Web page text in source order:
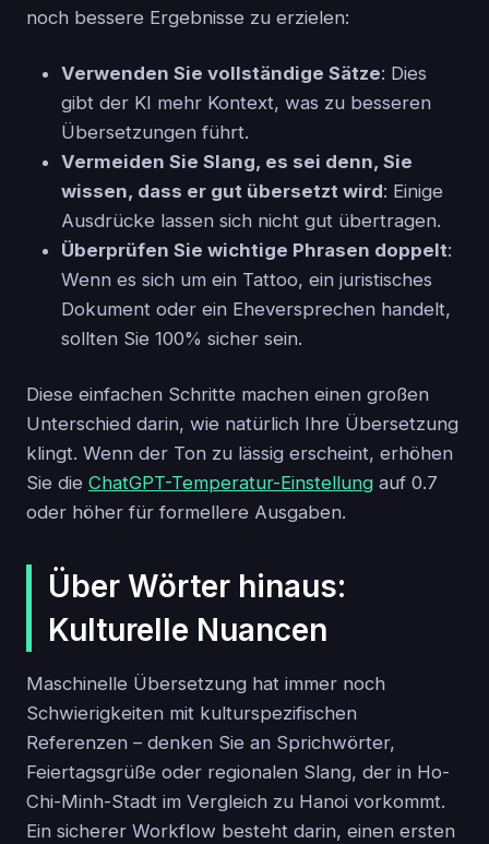
noch bessere Ergebnisse zu erzielen:
Verwenden Sie vollständige Sätze: Dies
gibt der KI mehr Kontext, was zu besseren
Übersetzungen führt.
Vermeiden Sie Slang, es sei denn, Sie
wissen, dass er gut übersetzt wird: Einige
Ausdrücke lassen sich nicht gut übertragen.
Überprüfen Sie wichtige Phrasen doppelt:
Wenn es sich um ein Tattoo, ein juristisches
Dokument oder ein Eheversprechen handelt,
sollten Sie 100% sicher sein.
Diese einfachen Schritte machen einen großen
Unterschied darin, wie natürlich Ihre Übersetzung
klingt. Wenn der Ton zu lässig erscheint, erhöhen
Sie die ChatGPT-Temperatur-Einstellung auf 0.7
oder höher für formellere Ausgaben.
Über Wörter hinaus:
Kulturelle Nuancen
Maschinelle Übersetzung hat immer noch
Schwierigkeiten mit kulturspezifischen
Referenzen – denken Sie an Sprichwörter,
Feiertagsgrüße oder regionalen Slang, der in Ho-
Chi-Minh-Stadt im Vergleich zu Hanoi vorkommt.
Ein sicherer Workflow besteht darin, einen ersten